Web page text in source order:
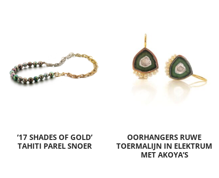
’17 SHADES OF GOLD’
TAHITI PAREL SNOER
OORHANGERS RUWE
TOERMALIJN IN ELEKTRUM
MET AKOYA’S